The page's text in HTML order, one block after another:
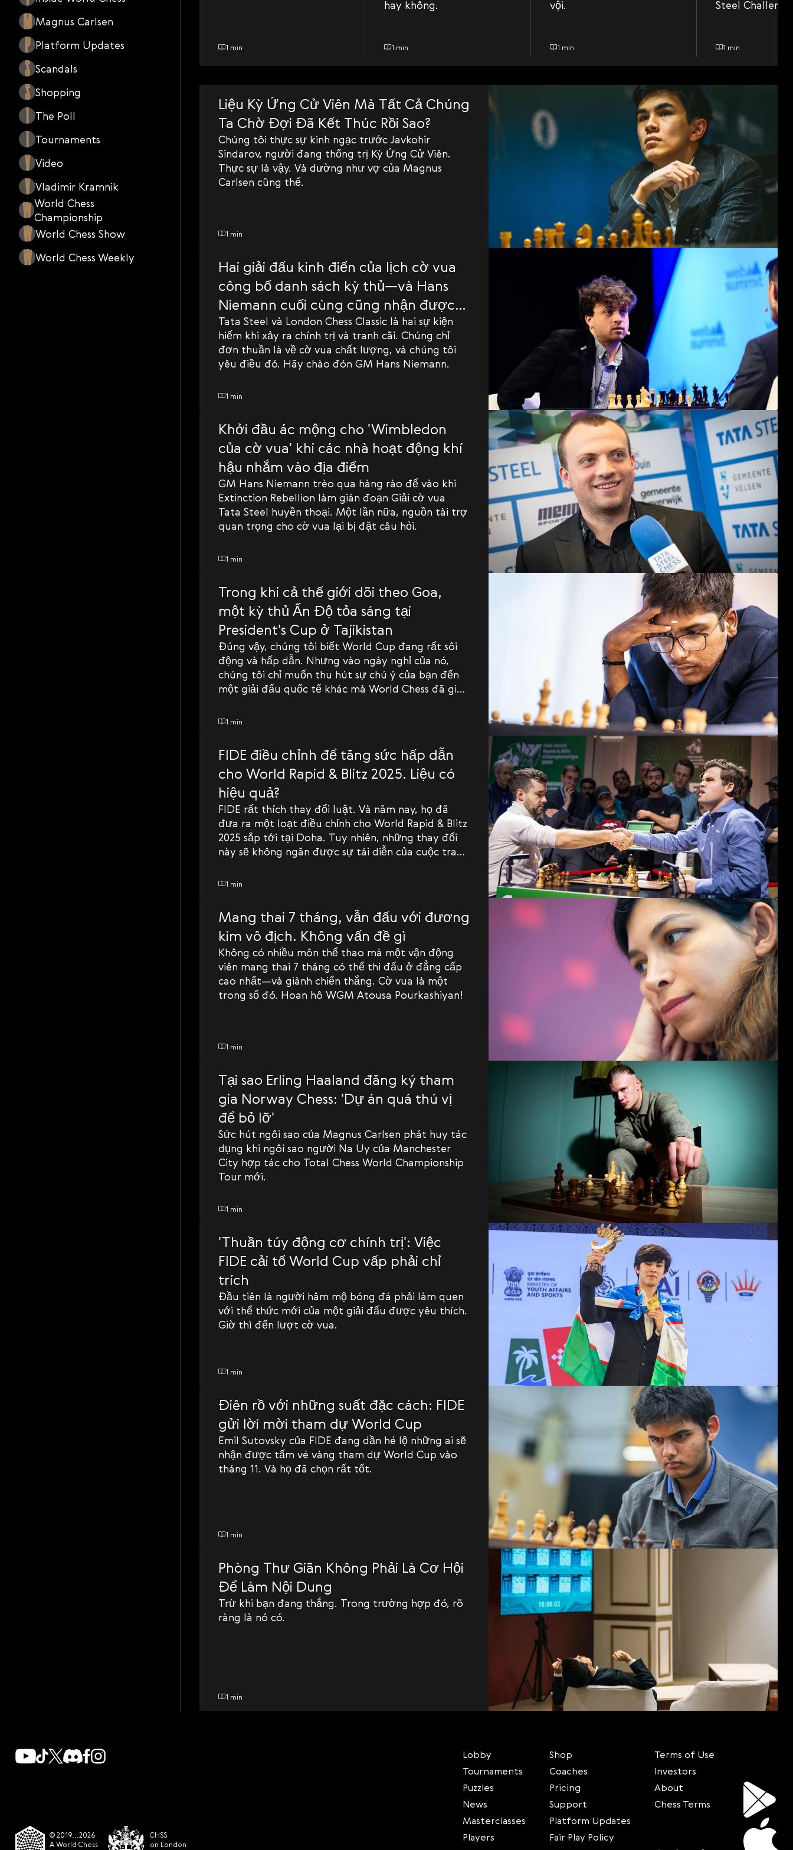
M Magnus Carlsen
P Platform Updates
S Scandals
S Shopping
T The Poll
T Tournaments
V Video
V Vladimir Kramnik
W World Chess
Championship
W World Chess Show
W World Chess Weekly
1 min
hay không.
1 min
vội.
1 min
Steel
1 min
Liệu Kỳ Ứng Cử Viên Mà Tất Cả Chúng
Ta Chờ Đợi Đã Kết Thúc Rồi Sao?
Chúng tôi thực sự kinh ngạc trước Javkohir
Sindarov, người đang thống trị Kỳ Ứng Cử Viên.
Thực sự là vậy. Và dường như vợ của Magnus
Carlsen cũng thế.
1 min
Hai giải đấu kinh điển của lịch cờ vua
công bố danh sách kỳ thủ—và Hans
Niemann cuối cùng cũng nhận được
lời mời
Tata Steel và London Chess Classic là hai sự kiện
hiếm khi xảy ra chính trị và tranh cãi. Chúng chỉ
đơn thuần là về cờ vua chất lượng, và chúng tôi
yêu điều đó. Hãy chào đón GM Hans Niemann.
1 min
Khởi đầu ác mộng cho 'Wimbledon
của cờ vua' khi các nhà hoạt động khí
hậu nhắm vào địa điểm
GM Hans Niemann trèo qua hàng rào để vào khi
Extinction Rebellion làm gián đoạn Giải cờ vua
Tata Steel huyền thoại. Một lần nữa, nguồn tài trợ
quan trọng cho cờ vua lại bị đặt câu hỏi.
1 min
Trong khi cả thế giới dõi theo Goa,
một kỳ thủ Ấn Độ tỏa sáng tại
President's Cup ở Tajikistan
Đúng vậy, chúng tôi biết World Cup đang rất sôi
động và hấp dẫn. Nhưng vào ngày nghỉ của nó,
chúng tôi chỉ muốn thu hút sự chú ý của bạn đến
một giải đấu quốc tế khác mà World Chess đã giúp
1 min
FIDE điều chỉnh để tăng sức hấp dẫn
cho World Rapid & Blitz 2025. Liệu có
hiệu quả?
FIDE rất thích thay đổi luật. Và năm nay, họ đã
đưa ra một loạt điều chỉnh cho World Rapid & Blitz
2025 sắp tới tại Doha. Tuy nhiên, những thay đổi
này sẽ không ngăn được sự tái diễn của cuộc tranh
1 min
Mang thai 7 tháng, vẫn đấu với đương
kim vô địch. Không vấn đề gì
Không có nhiều môn thể thao mà một vận động
viên mang thai 7 tháng có thể thi đấu ở đẳng cấp
cao nhất—và giành chiến thắng. Cờ vua là một
trong số đó. Hoan hô WGM Atousa Pourkashiyan!
1 min
Tại sao Erling Haaland đăng ký tham
gia Norway Chess: 'Dự án quá thú vị
để bỏ lỡ'
Sức hút ngôi sao của Magnus Carlsen phát huy tác
dụng khi ngôi sao người Na Uy của Manchester
City hợp tác cho Total Chess World Championship
Tour mới.
1 min
'Thuần túy động cơ chính trị': Việc
FIDE cải tổ World Cup vấp phải chỉ
trích
Đầu tiên là người hâm mộ bóng đá phải làm quen
với thể thức mới của một giải đấu được yêu thích.
Giờ thì đến lượt cờ vua.
1 min
Điên rồ với những suất đặc cách: FIDE
gửi lời mời tham dự World Cup
Emil Sutovsky của FIDE đang dần hé lộ những ai sẽ
nhận được tấm vé vàng tham dự World Cup vào
tháng 11. Và họ đã chọn rất tốt.
1 min
Phòng Thư Giãn Không Phải Là Cơ Hội
Để Làm Nội Dung
Trừ khi bạn đang thắng. Trong trường hợp đó, rõ
ràng là nó có.
1 min
Lobby
Tournaments
Puzzles
News
Masterclasses
Players
Shop
Coaches
Pricing
Support
Platform Updates
Fair Play Policy
Terms of Use
Investors
About
Chess Terms
Svenska
Română
Tiếng Việt
日本語
© 2019...2026
A World Chess
CHSS
on London